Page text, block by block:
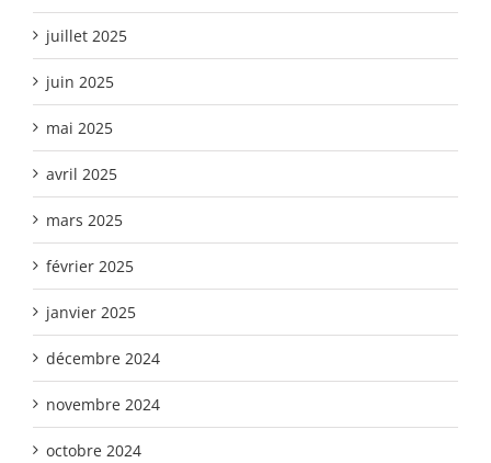
juillet 2025
juin 2025
mai 2025
avril 2025
mars 2025
février 2025
janvier 2025
décembre 2024
novembre 2024
octobre 2024